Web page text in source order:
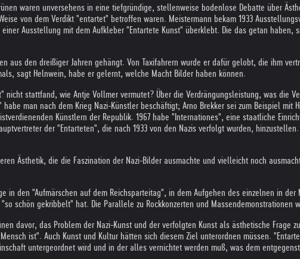
waren unversehens in eine tiefgründige, stellenweise bodenlose Debatte über
von dem Verdikt "entartet" betroffen waren. Meistermann bekam 1933
Ausstellung mit dem Aufkleber "Entartete Kunst" überklebt. Die das getan haben,
aus den dreißiger Jahren gehängt. Von Taxifahrern wurde er dafür gelobt, die ihm
sagt Helnwein, habe er gelernt, welche Macht Bilder haben können.
stattfand, wie Antje Vollmer vermutet? Über die Verdrängungsleistung, was die
man nach dem Krieg Nazi-Künstler beschäftigt; Arno Brekker sei zum Beispiel mit
Künstlern der Republik. 1967 habe "Internationes", eine staatliche
der "Entarteten", die nach 1933 von den Nazis verfolgt wurden,
Ästhetik, die die Faszination der Nazi-Bilder ausmachte und vielleicht noch
den "Aufmärschen auf dem Reichsparteitag", in dem Aufgehen des einzelnen in der
schön gekribbelt" hat. Die Parallele zu Rockkonzerten und Massendemonstrationen
davor, das Problem der Nazi-Kunst und der verfolgten Kunst als ästhetische Frage
ist". Auch Kunst und Kultur hätten sich diesem Ziel unterordnen müssen.
untergeordnet wird und in der alles vernichtet werden muß, was dem